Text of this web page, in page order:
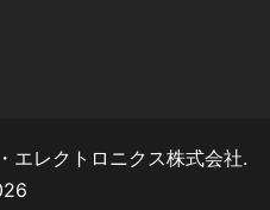
レクトロニクス株式会社.